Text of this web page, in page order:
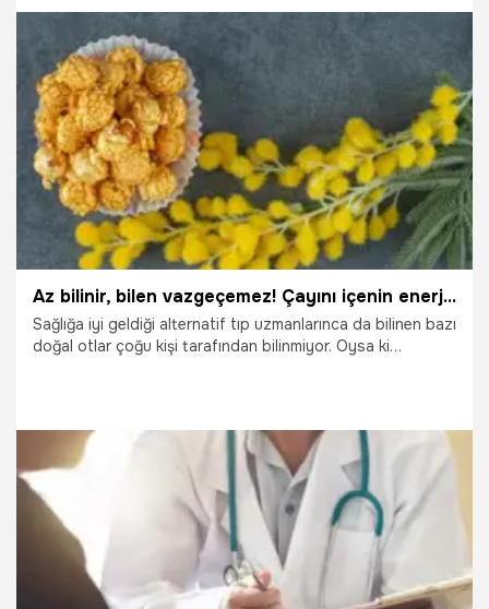
27.03.2025 Dünya
Az bilinir, bilen vazgeçemez! Çayını içenin enerjisi kat be kat artar! Aktar çarşılarının gözbebeği
Sağlığa iyi geldiği alternatif tıp uzmanlarınca da bilinen bazı
doğal otlar çoğu kişi tarafından bilinmiyor. Oysa ki
24.03.2025 Gündem